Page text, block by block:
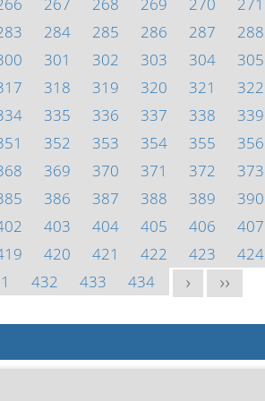
284 285 286 287 288
301 302 303 304 305
318 319 320 321 322
335 336 337 338 339
352 353 354 355 356
369 370 371 372 373
386 387 388 389 390
403 404 405 406 407
420 421 422 423 424
432 433 434 > >>